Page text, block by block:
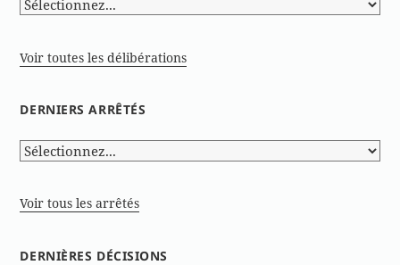
Voir toutes les délibérations
DERNIERS ARRÊTÉS
Voir tous les arrêtés
DERNIÈRES DÉCISIONS